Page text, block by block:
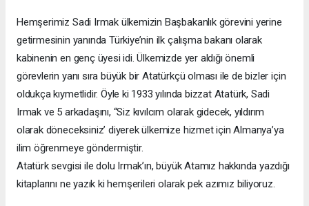
Hemşerimiz Sadi Irmak ülkemizin Başbakanlık görevini yerine
getirmesinin yanında Türkiye’nin ilk çalışma bakanı olarak
kabinenin en genç üyesi idi. Ülkemizde yer aldığı önemli
görevlerin yanı sıra büyük bir Atatürkçü olması ile de bizler için
oldukça kıymetlidir. Öyle ki 1933 yılında bizzat Atatürk, Sadi
Irmak ve 5 arkadaşını, “Siz kıvılcım olarak gidecek, yıldırım
olarak döneceksiniz’ diyerek ülkemize hizmet için Almanya’ya
ilim öğrenmeye göndermiştir.
Atatürk sevgisi ile dolu Irmak’ın, büyük Atamız hakkında yazdığı
kitaplarını ne yazık ki hemşerileri olarak pek azımız biliyoruz.